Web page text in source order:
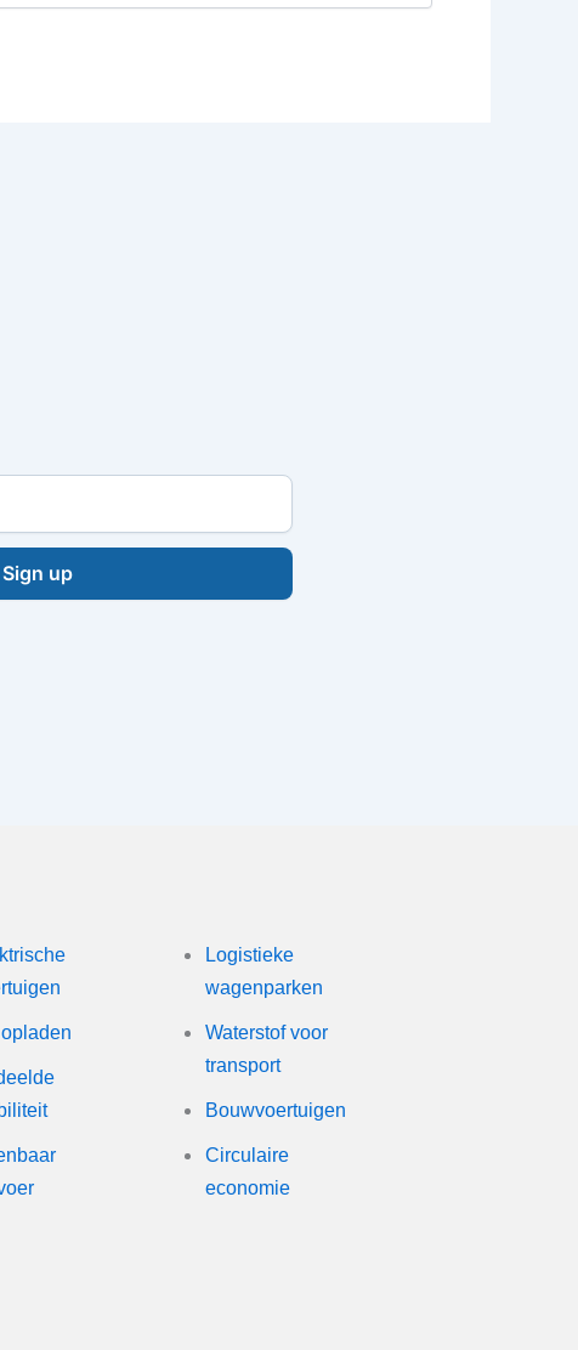
Logistieke
wagenparken
Waterstof voor
transport
Bouwvoertuigen
Circulaire
economie